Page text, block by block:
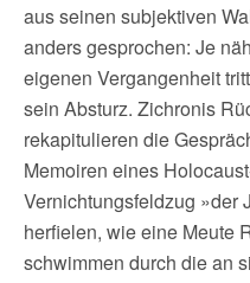
aus seinen subjektiven
anders gesprochen: Je
eigenen Vergangenheit
sein Absturz. Zichronis
rekapitulieren die
Memoiren eines
Vernichtungsfeldzug »der
herfielen, wie eine Meute
schwimmen durch die an